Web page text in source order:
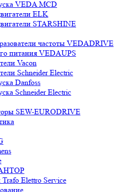
VEDA MCD
ELK
STARSHINE
частоты VEDADRIVE
питания VEDAUPS
Vacon
Schneider Electric
Danfoss
Schneider Electric
SEW-EURODRIVE
Elettro Service